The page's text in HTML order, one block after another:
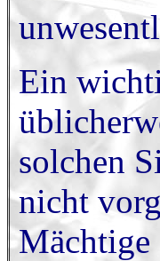
Ein
solchen
nicht
Mächtige